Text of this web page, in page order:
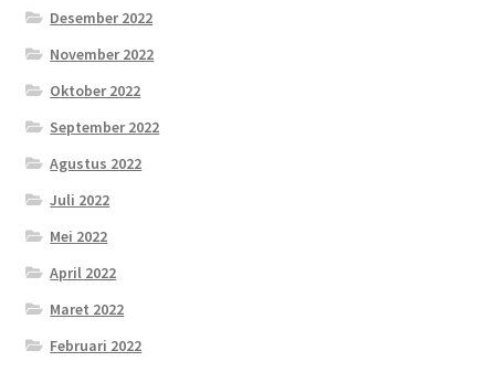
Desember 2022
November 2022
Oktober 2022
September 2022
Agustus 2022
Juli 2022
Mei 2022
April 2022
Maret 2022
Februari 2022